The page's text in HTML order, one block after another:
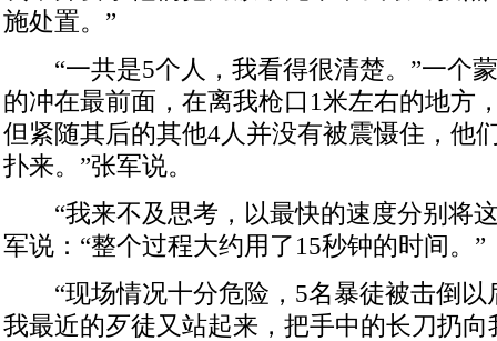
施处置。”
“一共是5个人，我看得很清楚。”一个
的冲在最前面，在离我枪口1米左右的地方
但紧随其后的其他4人并没有被震慑住，他
扑来。”张军说。
“我来不及思考，以最快的速度分别将这
军说：“整个过程大约用了15秒钟的时间。”
“现场情况十分危险，5名暴徒被击倒以
我最近的歹徒又站起来，把手中的长刀扔